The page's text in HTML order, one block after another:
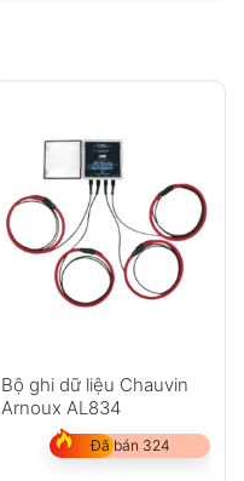
Bộ ghi dữ liệu Chauvin
Arnoux AL834
Đã bán 324